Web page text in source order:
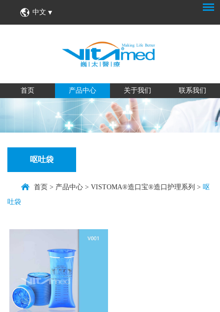
中文
首页 产品中心 关于我们 联系我们
呕吐袋
首页 > 产品中心 > VISTOMA®造口宝®造口护理系列 > 呕
吐袋